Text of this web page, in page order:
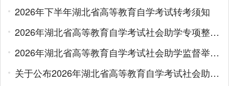
2026年下半年湖北省高等教育自学考试转考须知
2026年湖北省高等教育自学考试社会助学专项整治专栏
2026年湖北省高等教育自学考试社会助学监督举报电话
关于公布2026年湖北省高等教育自学考试社会助学机构对公账户信息的通告